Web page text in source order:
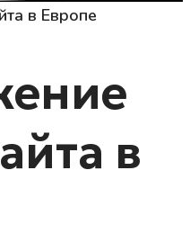
в Европе
в